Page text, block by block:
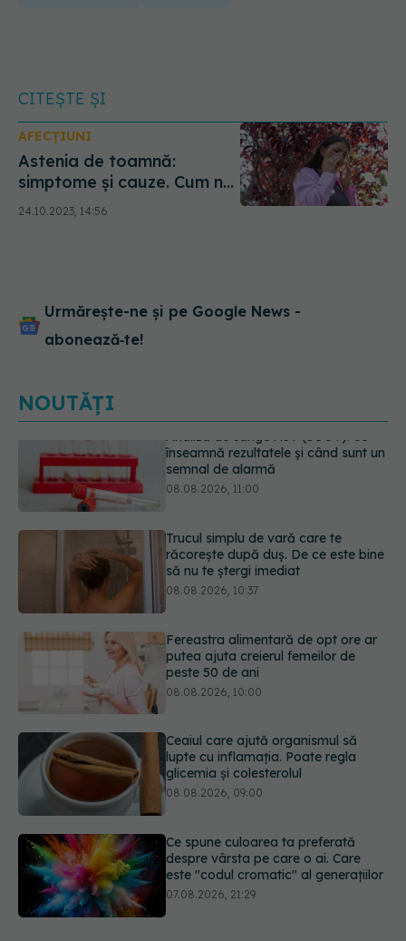
CITEȘTE ȘI
AFECȚIUNI
Astenia de toamnă:
simptome și cauze. Cum ne
impactează toamna
sănătatea mintală și fizică
24.10.2023, 14:56
Urmărește-ne și pe Google News -
abonează‑te!
NOUTĂȚI
Trucul simplu de vară care te
răcorește după duș. De ce este bine
să nu te ștergi imediat
Fereastra alimentară de opt ore ar
putea ajuta creierul femeilor de
peste 50 de ani
Ceaiul care ajută organismul să
lupte cu inflamația. Poate regla
glicemia și colesterolul
Ce spune culoarea ta preferată
despre vârsta pe care o ai. Care
este "codul cromatic" al generațiilor
Analiza de sânge AST (SGOT): ce
înseamnă rezultatele și când sunt un
semnal de alarmă